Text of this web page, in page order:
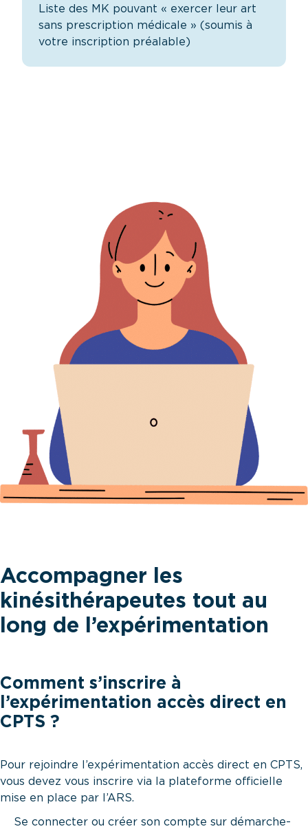
Liste des MK pouvant « exercer leur art
sans prescription médicale » (soumis à
votre inscription préalable)
Accompagner les
kinésithérapeutes tout au
long de l’expérimentation
Comment s’inscrire à
l’expérimentation accès direct en
CPTS ?
Pour rejoindre l’expérimentation accès direct en CPTS,
vous devez vous inscrire via la plateforme officielle
mise en place par l’ARS.
Se connecter ou créer son compte sur démarche-